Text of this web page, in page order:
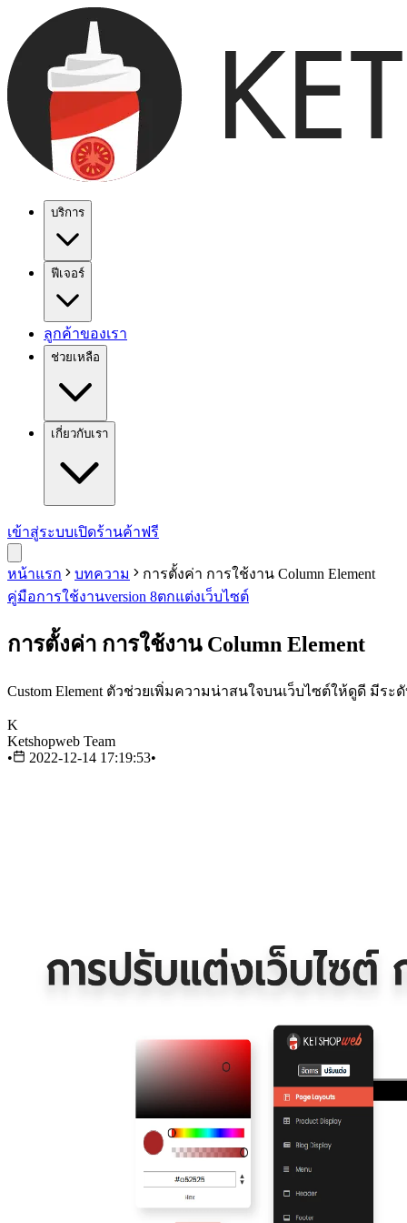
บริการ
ฟีเจอร์
ลูกค้าของเรา
ช่วยเหลือ
เกี่ยวกับเรา
เข้าสู่ระบบเปิดร้านค้าฟรี
หน้าแรก บทความ
การตั้งค่า การใช้งาน Column Element
คู่มือการใช้งานversion 8ตกแต่งเว็บไซต์
การตั้งค่า การใช้งาน Column Element
Custom Element ตัวช่วยเพิ่มความน่าสนใจบนเว็บไซต์ให้ดูดี มี
K
Ketshopweb Team
•
2022-12-14 17:19:53•